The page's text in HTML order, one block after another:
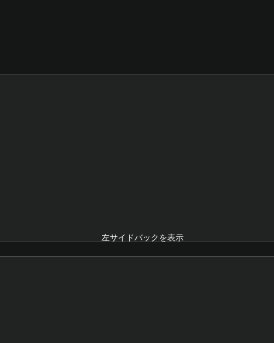
左サイドバックを表示